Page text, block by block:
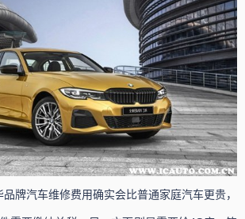
牌汽车维修费用确实会比普通家庭汽车更贵，